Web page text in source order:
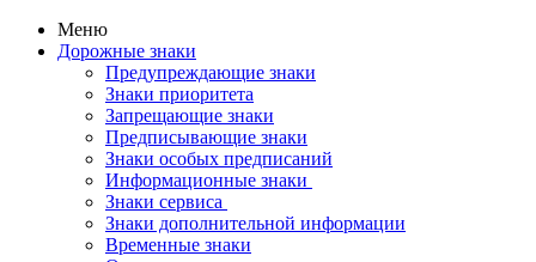
Меню
Дорожные знаки
Предупреждающие знаки
Знаки приоритета
Запрещающие знаки
Предписывающие знаки
Знаки особых предписаний
Информационные знаки
Знаки сервиса
Знаки дополнительной информации
Временные знаки